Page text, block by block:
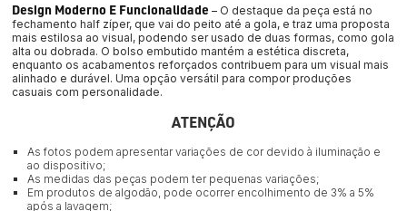
Design Moderno E Funcionalidade – O destaque da peça está no
fechamento half zíper, que vai do peito até a gola, e traz uma proposta
mais estilosa ao visual, podendo ser usado de duas formas, como gola
alta ou dobrada. O bolso embutido mantém a estética discreta,
enquanto os acabamentos reforçados contribuem para um visual mais
alinhado e durável. Uma opção versátil para compor produções
casuais com personalidade.
ATENÇÃO
As fotos podem apresentar variações de cor devido à iluminação e
ao dispositivo;
As medidas das peças podem ter pequenas variações;
Em produtos de algodão, pode ocorrer encolhimento de 3% a 5%
após a lavagem;